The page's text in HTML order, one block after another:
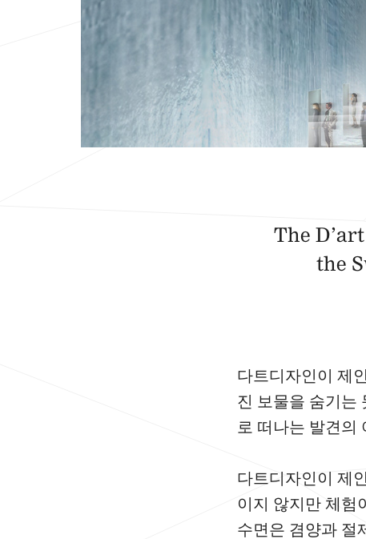
The
the
다트디자인이 제
진 보물을 숨기는
로 떠나는 발견의
다트디자인이 제
이지 않지만 체험
수면은 겸양과 절